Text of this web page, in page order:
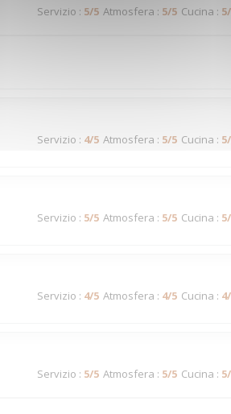
Servizio : 5/5 Atmosfera : 5/5 Cucina : 5
Servizio : 4/5 Atmosfera : 5/5 Cucina : 5
Servizio : 5/5 Atmosfera : 5/5 Cucina : 5
Servizio : 4/5 Atmosfera : 4/5 Cucina : 4
Servizio : 5/5 Atmosfera : 5/5 Cucina : 5